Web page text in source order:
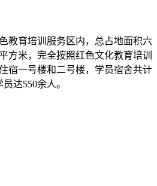
教育培训服务区内，总占地面积六
方米，完全按照红色文化教育培训
宿一号楼和二号楼，学员宿舍共计
达550余人。